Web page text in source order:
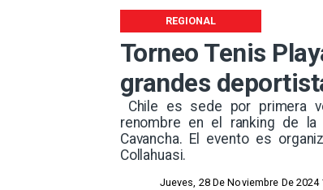
Torneo Tenis
grandes
Chile es sede por primera
renombre en el ranking de la
Cavancha. El evento es
Collahuasi. ​
REGIONAL
Jueves, 28 De Noviembre De 2024